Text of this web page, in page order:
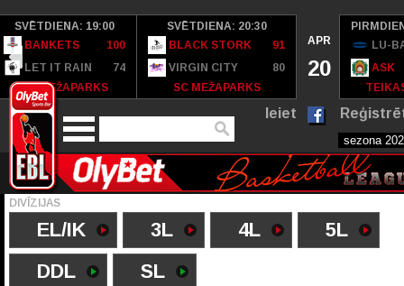
SVĒTDIENA: 19:00
BANKETS
100
LET IT RAIN
74
SC MEŽAPARKS
SVĒTDIENA: 20:30
BLACK STORK
91
VIRGIN CITY
80
SC MEŽAPARKS
APR
20
LU-
ASK
Ieiet
DIVĪZIJAS
EL/IK 3L 4L
5L
DDL
SL